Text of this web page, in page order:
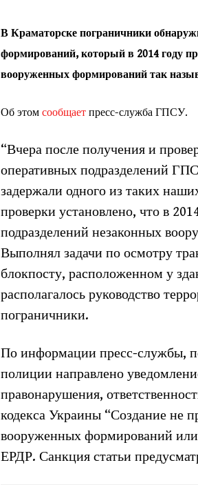
В Краматорске пограничники
формирований, который в 2014 году
вооруженных формирований так
Об этом сообщает пресс-служба ГПСУ.
“Вчера после получения и
оперативных подразделений
задержали одного из таких
проверки установлено, что в
подразделений незаконных
Выполнял задачи по осмотру
блокпосту, расположенном у
располагалось руководство
пограничники.
По информации пресс-службы,
полиции направлено
правонарушения,
кодекса Украины “Создание не
вооруженных формирований или
ЕРДР. Санкция статьи